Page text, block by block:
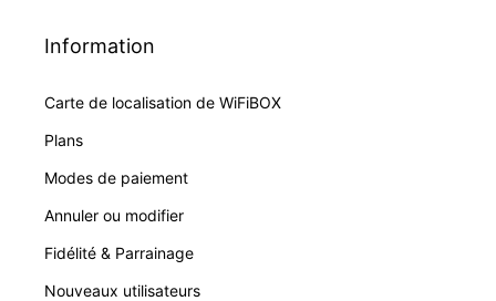
Information
Carte de localisation de WiFiBOX
Plans
Modes de paiement
Annuler ou modifier
Fidélité & Parrainage
Nouveaux utilisateurs